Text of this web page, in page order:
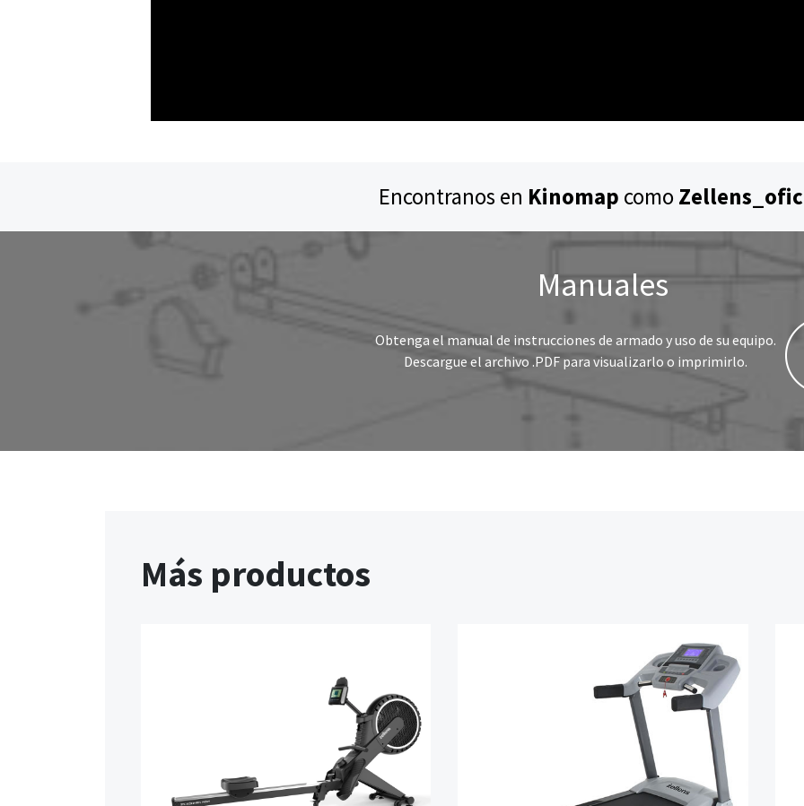
Encontranos en Kinomap como
Manuales
Obtenga el manual de instrucciones de armado y uso de su equipo.
Descargue el archivo .PDF para visualizarlo o imprimirlo.
Más productos